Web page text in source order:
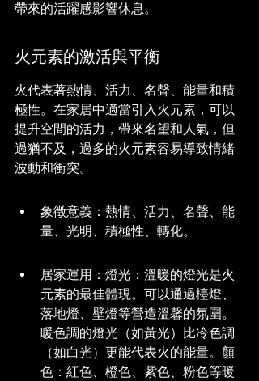
帶來的活躍感影響休息。
火元素的激活與平衡
火代表著熱情、活力、名聲、能量和積
極性。在家居中適當引入火元素，可以
提升空間的活力，帶來名望和人氣，但
過猶不及，過多的火元素容易導致情緒
波動和衝突。
象徵意義：熱情、活力、名聲、能
量、光明、積極性、轉化。
居家運用：燈光：溫暖的燈光是火
元素的最佳體現。可以通過檯燈、
落地燈、壁燈等營造溫馨的氛圍。
暖色調的燈光（如黃光）比冷色調
（如白光）更能代表火的能量。顏
色：紅色、橙色、紫色、粉色等暖